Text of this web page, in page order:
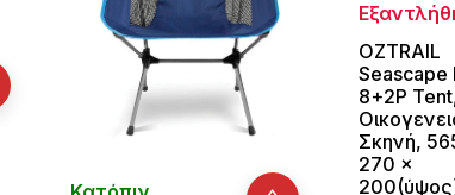
OZTRAIL
Seascape
8+2P
Σκηνή,
270 x